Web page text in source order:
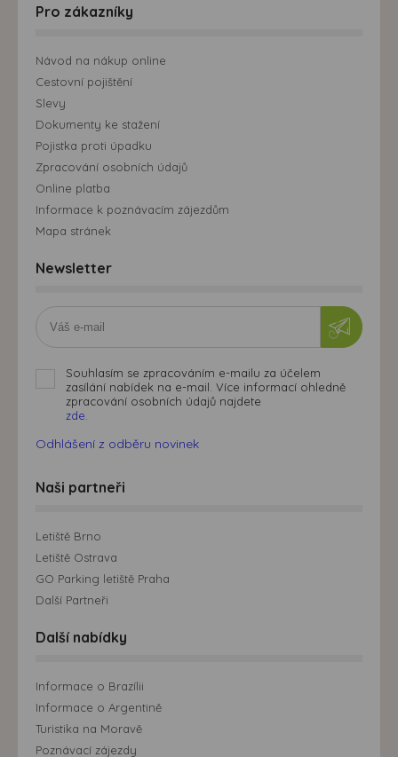
Pro zákazníky
Návod na nákup online
Cestovní pojištění
Slevy
Dokumenty ke stažení
Pojistka proti úpadku
Zpracování osobních údajů
Online platba
Informace k poznávacím zájezdům
Mapa stránek
Newsletter
Souhlasím se zpracováním e-mailu za účelem
zasílání nabídek na e-mail. Více informací ohledně
zpracování osobních údajů najdete
zde.
Odhlášení z odběru novinek
Naši partneři
Letiště Brno
Letiště Ostrava
GO Parking letiště Praha
Další Partneři
Další nabídky
Informace o Brazílii
Informace o Argentině
Turistika na Moravě
Poznávací zájezdy